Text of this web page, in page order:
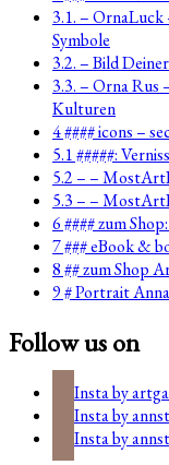
3.1. –
Symbole
3.2. – Bild
3.3. – Orna Rus
Kulturen
4 #### icons –
5.1 #####:
5.2 – –
5.3 – –
6 #### zum
7 ### eBook &
8 ## zum Shop
9 # Portrait
Follow us on
Insta by
Insta by
Insta by